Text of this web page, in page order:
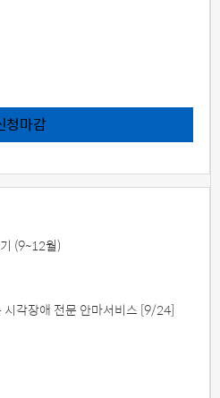
청마감
(9~12월)
각장애 전문 안마서비스 [9/24]